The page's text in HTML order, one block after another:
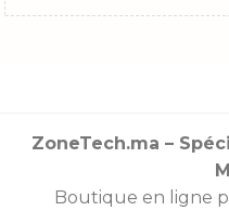
ZoneTech.ma –
Boutique en ligne